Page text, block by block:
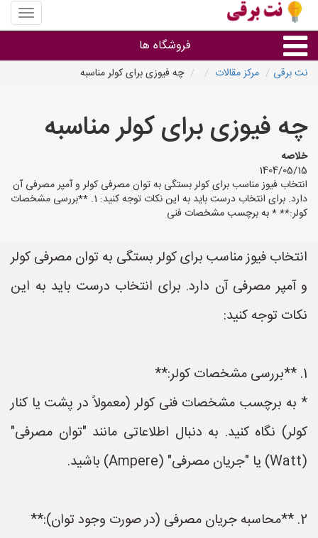
منوی
سایت
برقی
فروشگاه ها
سایر گروه ها
فروشنده های لوازم برقی
نت برقی مرکز مقالات چه فیوزی برای کولر مناسبه
چه فیوزی برای کولر مناسبه
خلاصه
1404/05/15
انتخاب فیوز مناسب برای کولر بستگی به توان مصرفی کولر و آمپر مصرفی آن
دارد. برای انتخاب درست باید به این نکات توجه کنید: 1. **بررسی مشخصات
کولر:** * به برچسب مشخصات فنی
انتخاب فیوز مناسب برای کولر بستگی به توان مصرفی کولر
و آمپر مصرفی آن دارد. برای انتخاب درست باید به این
نکات توجه کنید:
1. **بررسی مشخصات کولر:**
* به برچسب مشخصات فنی کولر (معمولاً در پشت یا کنار
کولر) نگاه کنید. به دنبال اطلاعاتی مانند "توان مصرفی"
(Watt) یا "جریان مصرفی" (Ampere) باشید.
2. **محاسبه جریان مصرفی (در صورت وجود توان):**